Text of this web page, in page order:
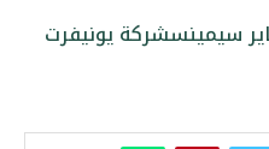
سيمينسشركة يونيفرت